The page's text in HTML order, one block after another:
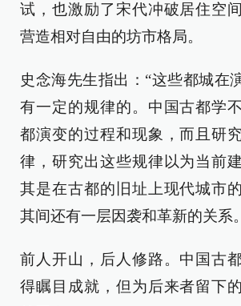
试，也激励了宋代冲破居住空
营造相对自由的坊市格局。
史念海先生指出：“这些都城在
有一定的规律的。中国古都学
都演变的过程和现象，而且研
律，研究出这些规律以为当前
其是在古都的旧址上现代城市
其间还有一层因袭和革新的关系
前人开山，后人修路。中国古
得瞩目成就，但为后来者留下